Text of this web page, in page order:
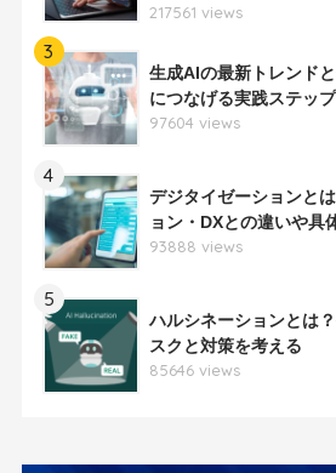
217561 views
3
生成AIの最新トレンド
につなげる実践ステッ
97604 views
4
デジタイゼーションと
ョン・DXとの違いや具
93888 views
5
ハルシネーションとは
スクと対策を考える
85646 views